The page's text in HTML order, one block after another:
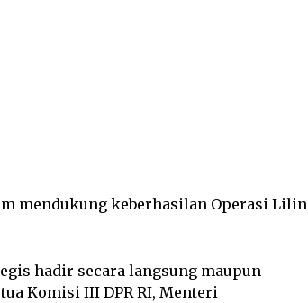
mendukung keberhasilan Operasi Lilin
hadir secara langsung maupun
Komisi III DPR RI, Menteri